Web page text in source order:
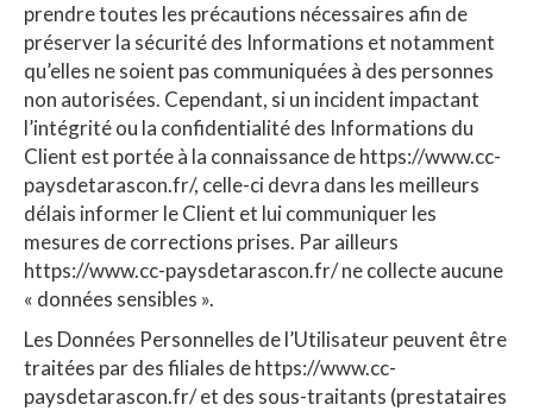
prendre toutes les précautions nécessaires afin de
préserver la sécurité des Informations et notamment
qu’elles ne soient pas communiquées à des personnes
non autorisées. Cependant, si un incident impactant
l’intégrité ou la confidentialité des Informations du
Client est portée à la connaissance de https://www.cc-
paysdetarascon.fr/, celle-ci devra dans les meilleurs
délais informer le Client et lui communiquer les
mesures de corrections prises. Par ailleurs
https://www.cc-paysdetarascon.fr/ ne collecte aucune
« données sensibles ».
Les Données Personnelles de l’Utilisateur peuvent être
traitées par des filiales de https://www.cc-
paysdetarascon.fr/ et des sous-traitants (prestataires